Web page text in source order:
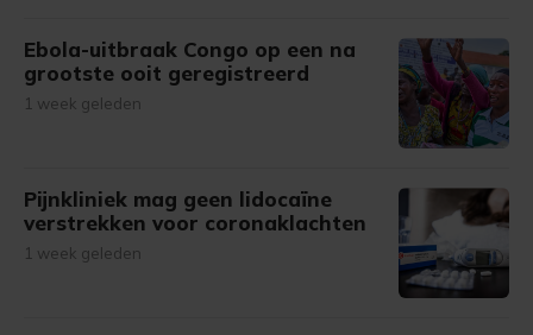
Ebola-uitbraak Congo op een na
grootste ooit geregistreerd
1 week geleden
Pijnkliniek mag geen lidocaïne
verstrekken voor coronaklachten
1 week geleden